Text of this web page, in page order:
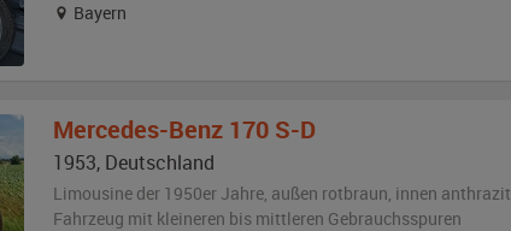
Bayern
Mercedes-Benz 170 S-D
1953, Deutschland
Limousine der 1950er Jahre, außen rotbraun, innen anthrazit
Fahrzeug mit kleineren bis mittleren Gebrauchsspuren